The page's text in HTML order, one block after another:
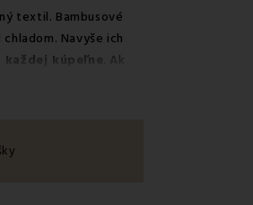
textil. Bambusové
chladom. Navyše ich
kúpeľne . Ak